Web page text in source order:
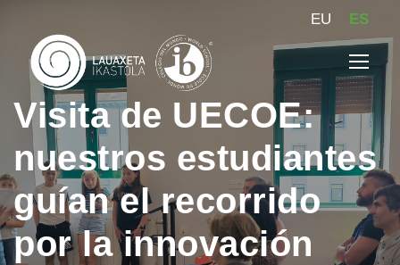
EU ES
Visita de UECOE:
nuestros estudiantes
guían el recorrido
por la innovación